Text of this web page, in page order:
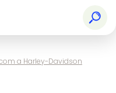
a Harley-Davidson